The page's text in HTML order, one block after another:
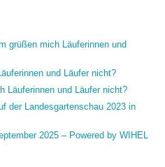
grüßen mich Läuferinnen und
und Läufer nicht?
Läuferinnen und Läufer nicht?
der Landesgartenschau 2023 in
2025 – Powered by WIHEL